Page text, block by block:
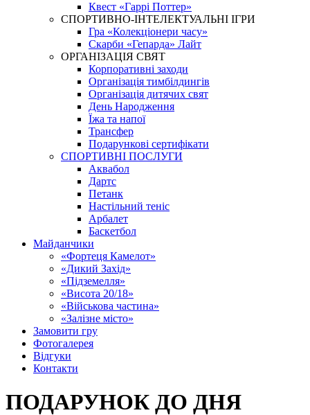
Квест «Гаррі Поттер»
СПОРТИВНО-ІНТЕЛЕКТУАЛЬНІ ІГРИ
Гра «Колекціонери часу»
Скарби «Гепарда» Лайт
ОРГАНІЗАЦІЯ СВЯТ
Корпоративні заходи
Організація тимбілдингів
Організація дитячих свят
День Народження
Їжа та напої
Трансфер
Подарункові сертифікати
СПОРТИВНІ ПОСЛУГИ
Аквабол
Дартс
Петанк
Настільний теніс
Арбалет
Баскетбол
Майданчики
«Фортеця Камелот»
«Дикий Захід»
«Підземелля»
«Висота 20/18»
«Військова частина»
«Залізне місто»
Замовити гру
Фотогалерея
Відгуки
Контакти
ПОДАРУНОК ДО ДНЯ